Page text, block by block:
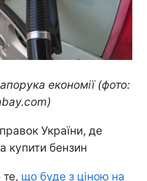
економії (фото:
України, де
купити бензин
що буде з ціною на